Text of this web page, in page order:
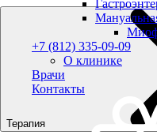
Терапия
+7 (812) 335-09-09
О клинике
Врачи
Контакты